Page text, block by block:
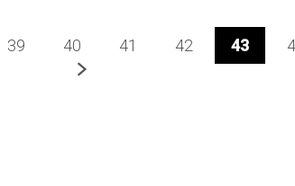
39 40 41 42 43
Prochaine